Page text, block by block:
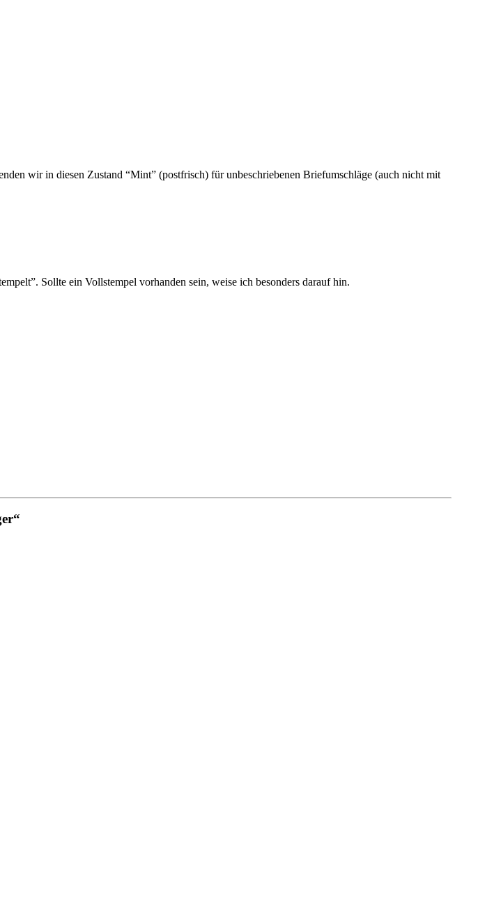
wir in diesen Zustand “Mint” (postfrisch) für unbeschriebenen Briefumschläge (auch nicht mit
Sollte ein Vollstempel vorhanden sein, weise ich besonders darauf hin.